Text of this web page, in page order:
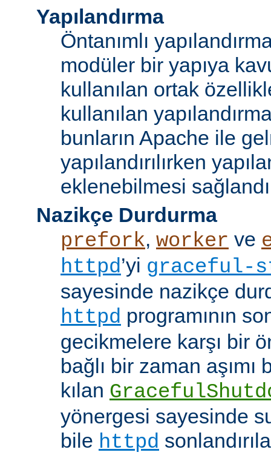
Yapılandırma
Öntanımlı
modüler bir yapıya
kullanılan ortak
kullanılan
bunların Apache ile
yapılandırılırken
eklenebilmesi
Nazikçe Durdurma
prefork, worker ve
httpd’yi graceful-
sayesinde nazikçe
httpd programının
gecikmelere karşı bir
bağlı bir zaman
kılan
yönergesi sayesinde
bile httpd